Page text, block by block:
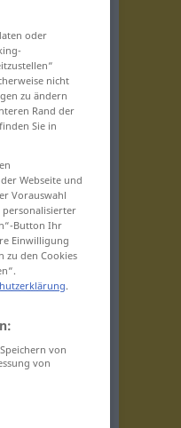
oder
nicht
zu ändern
Rand der
Sie in
Webseite und
Vorauswahl
personalisierter
Button Ihr
Einwilligung
zu den Cookies
.
von
von